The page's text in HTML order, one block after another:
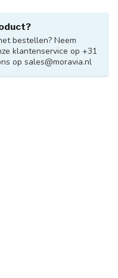
bestellen? Neem
klantenservice op +31
op sales@moravia.nl